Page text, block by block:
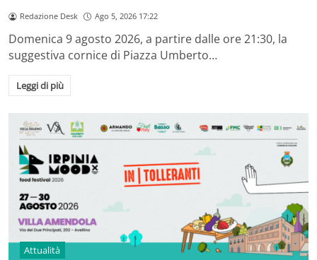
Redazione Desk Ago 5, 2026 17:22
Domenica 9 agosto 2026, a partire dalle ore 21:30, la
suggestiva cornice di Piazza Umberto…
Leggi di più
Attualità